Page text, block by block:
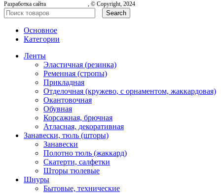
Разработка сайта , © Copyright, 2024
Search
Основное
Категории
Ленты
Эластичная (резинка)
Ременная (стропы)
Прикладная
Отделочная (кружево, с орнаментом, жаккардовая)
Окантовочная
Обувная
Корсажная, брючная
Атласная, декоративная
Занавески, тюль (шторы)
Занавески
Полотно тюль (жаккард)
Скатерти, салфетки
Шторы тюлевые
Шнуры
Бытовые, технические